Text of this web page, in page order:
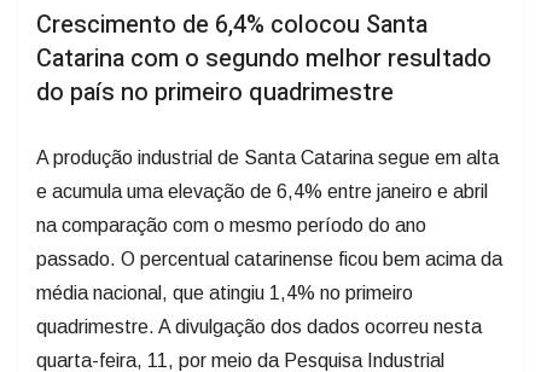
Crescimento de 6,4% colocou Santa
Catarina com o segundo melhor resultado
do país no primeiro quadrimestre
A produção industrial de Santa Catarina segue em alta
e acumula uma elevação de 6,4% entre janeiro e abril
na comparação com o mesmo período do ano
passado. O percentual catarinense ficou bem acima da
média nacional, que atingiu 1,4% no primeiro
quadrimestre. A divulgação dos dados ocorreu nesta
quarta-feira, 11, por meio da Pesquisa Industrial